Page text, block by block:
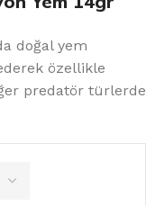
doğal yem
özellikle
predatör türlerde